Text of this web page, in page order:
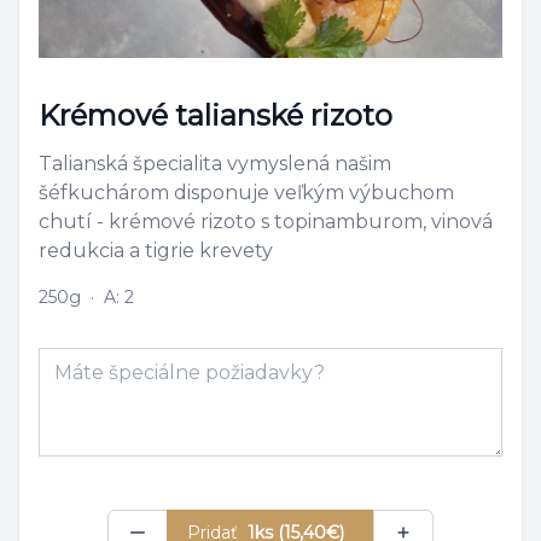
Krémové talianské rizoto
Talianská špecialita vymyslená našim
šéfkuchárom disponuje veľkým výbuchom
chutí - krémové rizoto s topinamburom, vinová
redukcia a tigrie krevety
250g · A: 2
Pridať 1ks (15,40€)